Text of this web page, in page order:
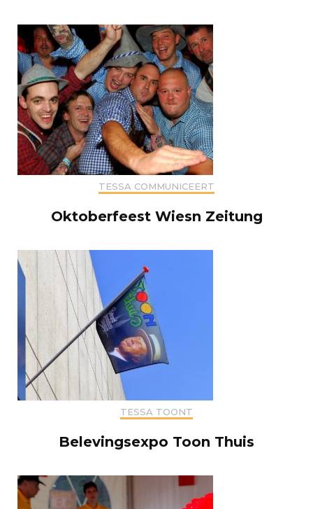
TESSA COMMUNICEERT
Oktoberfeest Wiesn Zeitung
TESSA TOONT
Belevingsexpo Toon Thuis